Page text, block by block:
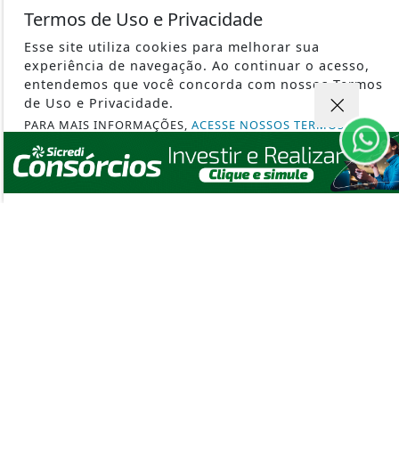
ESPORTES
SAÚDE
CLIMA
MUNDO
POLÍCIA
TRABALHO
Termos de Uso e Privacidade
Esse site utiliza cookies para melhorar sua
experiência de navegação. Ao continuar o acesso,
entendemos que você concorda com nossos Termos
de Uso e Privacidade.
PARA MAIS INFORMAÇÕES, ACESSE NOSSOS TERMOS
CLICANDO AQUI
PROSSEGUIR